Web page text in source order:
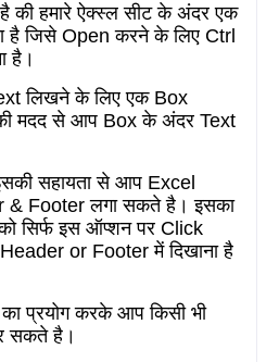
हमारे ऐक्स्ल सीट के अंदर एक
है जिसे Openकरने के लिए Ctrl
है।
लिखने के लिए एक Box
मदद से आप Boxके अंदर Text
सहायता से आप Excel
& Footerलगा सकते है। इसका
सिर्फ इस ऑप्शन पर Click
Header or Footerमें दिखाना है
प्रयोग करके आप किसी भी
सकते है।